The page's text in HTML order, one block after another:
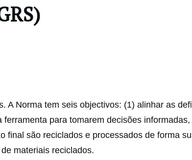
Norma tem seis objectivos: (1) alinhar as
para tomarem decisões
final são reciclados e processados de forma
materiais reciclados.